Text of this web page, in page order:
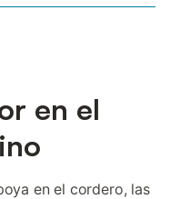
en el
en el cordero, las